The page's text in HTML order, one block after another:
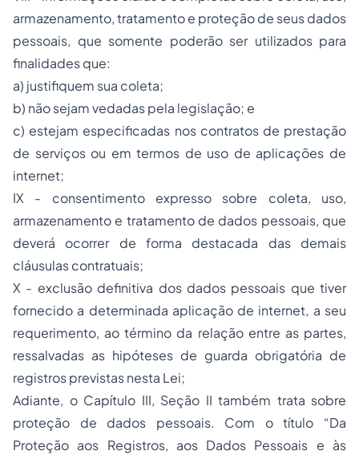
armazenamento, tratamento e proteção de seus dados
pessoais, que somente poderão ser utilizados para
finalidades que:
a) justifiquem sua coleta;
b) não sejam vedadas pela legislação; e
c) estejam especificadas nos contratos de prestação
de serviços ou em termos de uso de aplicações de
internet;
IX - consentimento expresso sobre coleta, uso,
armazenamento e tratamento de dados pessoais, que
deverá ocorrer de forma destacada das demais
cláusulas contratuais;
X - exclusão definitiva dos dados pessoais que tiver
fornecido a determinada aplicação de internet, a seu
requerimento, ao término da relação entre as partes,
ressalvadas as hipóteses de guarda obrigatória de
registros previstas nesta Lei;
Adiante, o Capítulo III, Seção II também trata sobre
proteção de dados pessoais. Com o título “Da
Proteção aos Registros, aos Dados Pessoais e às